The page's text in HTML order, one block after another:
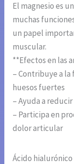
El magnesio es
muchas
un papel
muscular.
**Efectos en las
– Contribuye a
huesos fuertes
– Ayuda a
– Participa en
dolor articular
Ácido hialurónico